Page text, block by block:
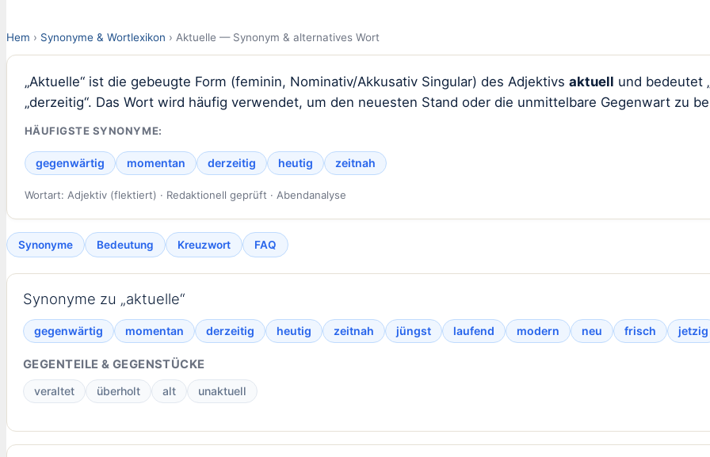
Hem › Synonyme & Wortlexikon › Aktuelle — Synonym & alternatives Wort
„Aktuelle“ ist die gebeugte Form (feminin, Nominativ/Akkusativ Singular) des Adjektivs aktuell und bedeutet
„derzeitig“. Das Wort wird häufig verwendet, um den neuesten Stand oder die unmittelbare Gegenwart zu
HÄUFIGSTE SYNONYME:
gegenwärtig momentan derzeitig heutig zeitnah
Wortart: Adjektiv (flektiert) · Redaktionell geprüft · Abendanalyse
Synonyme Bedeutung Kreuzwort FAQ
Synonyme zu „aktuelle“
gegenwärtig momentan derzeitig heutig zeitnah jüngst laufend modern neu frisch jetzig
GEGENTEILE & GEGENSTÜCKE
veraltet überholt alt unaktuell